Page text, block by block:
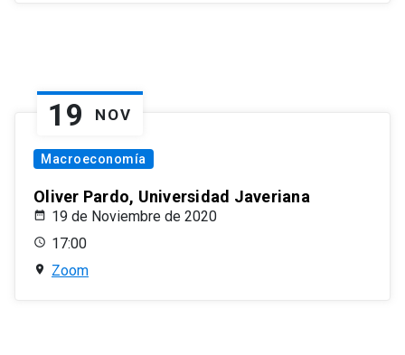
19 NOV
Macroeconomía
Oliver Pardo, Universidad Javeriana
19 de Noviembre de 2020
17:00
Zoom